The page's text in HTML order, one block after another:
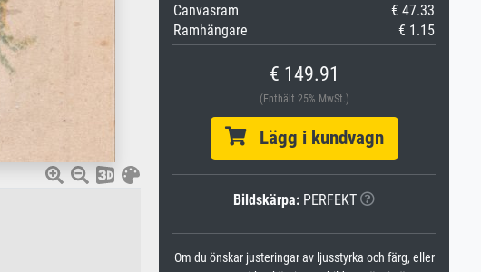
Canvasram
€ 47.33
Ramhängare
€ 1.15
€ 149.91
(Enthält 25% MwSt.)
Lägg i kundvagn
Bildskärpa: PERFEKT
Om du önskar justeringar av ljusstyrka och färg, eller